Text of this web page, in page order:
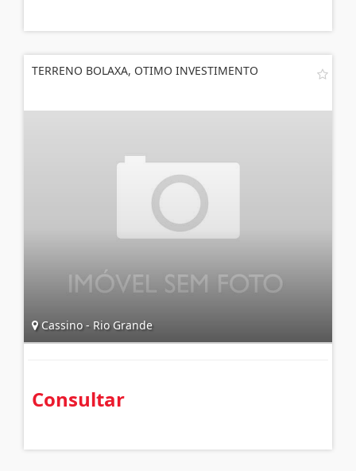
TERRENO BOLAXA, OTIMO INVESTIMENTO
Cassino - Rio Grande
Consultar